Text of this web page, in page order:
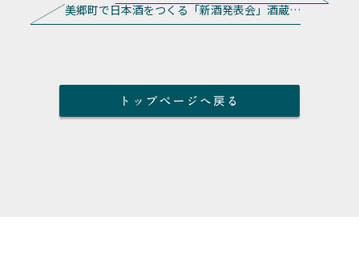
美郷町で日本酒をつくる「新酒発表会」酒蔵…